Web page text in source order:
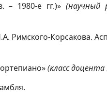
– 1980-е гг.)»(научный
Римского-Корсакова.
(класс